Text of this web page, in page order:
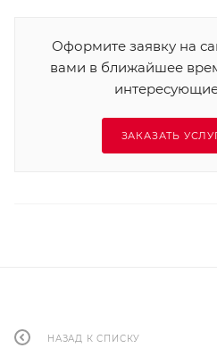
Оформите заявку на
вами в ближайшее
ЗАКАЗАТЬ
НАЗАД К СПИСКУ